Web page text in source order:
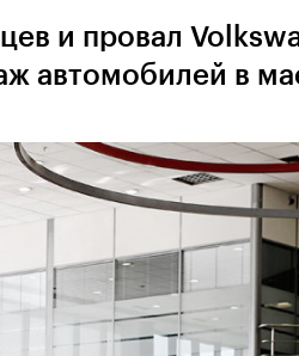
и провал
автомобилей в